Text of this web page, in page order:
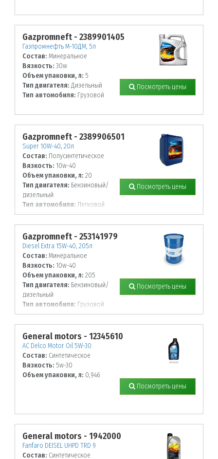
Gazpromneft - 2389901405
Газпромнефть М-10ДМ, 5л
Состав: Минеральное
Вязкость: 30w
Объем упаковки, л: 5
Тип двигателя: Дизельный
Тип автомобиля: Грузовой
Посмотреть цены
Gazpromneft - 2389906501
Super 10W-40, 20л
Состав: Полусинтетическое
Вязкость: 10w-40
Объем упаковки, л: 20
Тип двигателя: Бензиновый/
дизельный
Тип автомобиля: Легковой
Посмотреть цены
Gazpromneft - 253141979
Diesel Extra 15W-40, 205л
Состав: Минеральное
Вязкость: 10w-40
Объем упаковки, л: 205
Тип двигателя: Бензиновый/
дизельный
Тип автомобиля: Грузовой
Посмотреть цены
General motors - 12345610
AC Delco Motor Oil 5W-30
Состав: Синтетическое
Вязкость: 5w-30
Объем упаковки, л: 0,946
Посмотреть цены
General motors - 1942000
Fanfaro DEISEL UHPD TRD 9
Состав: Синтетическое